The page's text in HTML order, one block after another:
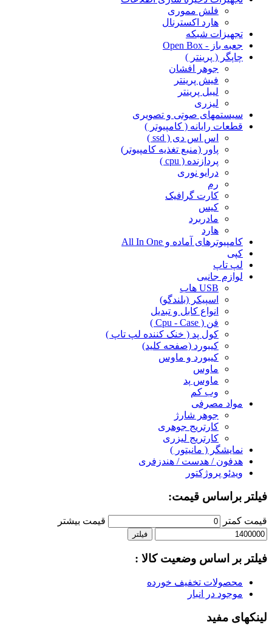
فلش مموری
هارد اکسترنال
تجهیزات شبکه
جعبه باز - Open Box
چاپگر ( پرینتر )
جوهر افشان
فیش پرینتر
لیبل پرینتر
لیزری
سیستمهای صوتی و تصویری
قطعات رایانه ( کامپیوتر )
اس اس دی ( ssd )
پاور (منبع تغذیه کامپیوتر)
پردازنده ( cpu )
درایو نوری
رم
کارت گرافیک
کیس
مادربرد
هارد
کامپیوترهای آماده و All In One
کپی
لپ تاپ
لوازم جانبی
USB هاب
اسپیکر (بلندگو)
انواع کابل و تبدیل
فن ( Cpu - Case )
کول پد ( خنک کننده لپ تاپ )
کیبورد (صفحه کلید)
کیبورد و ماوس
ماوس
ماوس پد
وب کم
مواد مصرفی
جوهر شارژ
کارتریج جوهری
کارتریج لیزری
نمایشگر ( مانیتور )
هدفون / هدست / هندزفری
ویدئو پروژکتور
فیلتر براساس قیمت:
قیمت کمتر قیمت بیشتر
فیلتر
فیلتر بر اساس وضعیت کالا :
محصولات تخفیف خورده
موجود در انبار
لینکهای مفید